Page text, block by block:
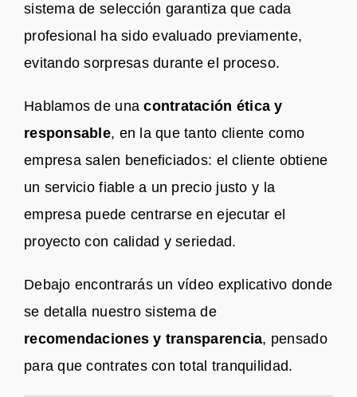
sistema de selección garantiza que cada
profesional ha sido evaluado previamente,
evitando sorpresas durante el proceso.
Hablamos de unacontratación ética y
responsable, en la que tanto cliente como
empresa salen beneficiados: el cliente obtiene
un servicio fiable a un precio justo y la
empresa puede centrarse en ejecutar el
proyecto con calidad y seriedad.
Debajo encontrarás un vídeo explicativo donde
se detalla nuestro sistema de
recomendaciones y transparencia, pensado
para que contrates con total tranquilidad.